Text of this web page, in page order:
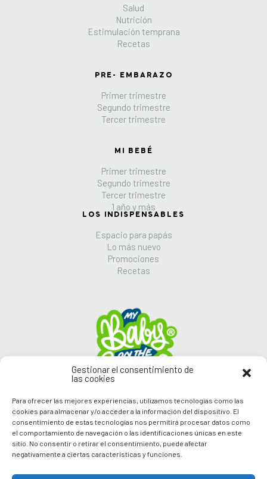
Gestionar el consentimiento de
las cookies
Para ofrecer las mejores experiencias, utilizamos tecnologías como las
cookies para almacenar y/o acceder a la información del dispositivo. El
consentimiento de estas tecnologías nos permitirá procesar datos como
el comportamiento de navegación o las identificaciones únicas en este
sitio. No consentir o retirar el consentimiento, puede afectar
negativamente a ciertas características y funciones.
Salud
Nutrición
Estimulación temprana
Recetas
PRE- EMBARAZO
Primer trimestre
Segundo trimestre
Tercer trimestre
MI BEBÉ
Primer trimestre
Segundo trimestre
Tercer trimestre
1 año y más
LOS INDISPENSABLES
Espacio para papás
Lo más nuevo
Promociones
Recetas
Síguenos en nuestras
Redes Sociales